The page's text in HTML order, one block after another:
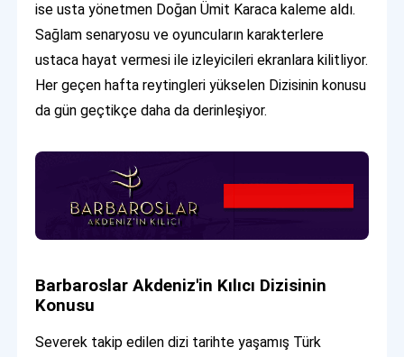
ise usta yönetmen Doğan Ümit Karaca kaleme aldı.
Sağlam senaryosu ve oyuncuların karakterlere
ustaca hayat vermesi ile izleyicileri ekranlara kilitliyor.
Her geçen hafta reytingleri yükselen Dizisinin konusu
da gün geçtikçe daha da derinleşiyor.
Barbaroslar Akdeniz'in Kılıcı Dizisinin
Konusu
Severek takip edilen dizi tarihte yaşamış Türk